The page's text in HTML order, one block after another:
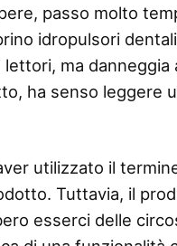
passo molto
idropulsori
ma
ha senso leggere
utilizzato il
Tuttavia, il
esserci delle